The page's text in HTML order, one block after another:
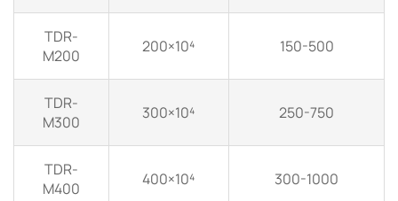
TDR-
M200
200×10⁴ 150-500
TDR-
M300
300×10⁴ 250-750
TDR-
M400
400×10⁴ 300-1000